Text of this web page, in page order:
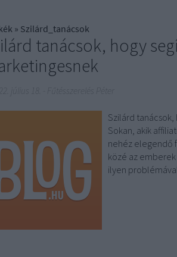
» Szilárd_tanácsok
tanácsok, hogy
Szilárd
Sokan, akik
nehéz elegendő
közé az
ilyen